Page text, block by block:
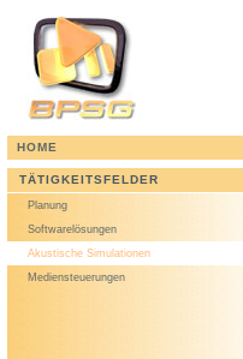
HOME
TÄTIGKEITSFELDER
Planung
Softwarelösungen
Akustische Simulationen
Mediensteuerungen